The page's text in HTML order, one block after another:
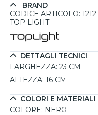
luce uniforme e
di soggiorni, ingressi o
l’illuminazione in base
e comfort visivo. La
assicura un’elevata
scegliere tra due
regolabili tramite switch
Un'illuminazione di
moderna rende questa
BRAND
CODICE ARTICOLO:
TOP LIGHT
DETTAGLI TECNICI
LARGHEZZA: 23 CM
ALTEZZA: 16 CM
COLORI E MATERIALI
COLORE: NERO